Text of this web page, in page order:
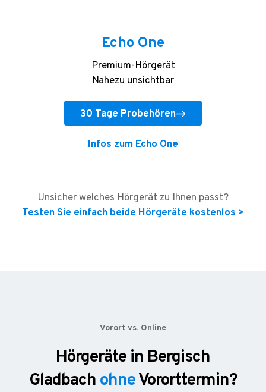
Echo One
Premium-Hörgerät
Nahezu unsichtbar
30 Tage Probehören
Infos zum Echo One
Unsicher welches Hörgerät zu Ihnen passt?
Testen Sie einfach beide Hörgeräte kostenlos >
Vorort vs. Online
Hörgeräte in Bergisch
Gladbach ohneVororttermin?